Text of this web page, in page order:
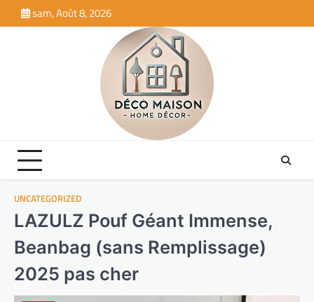
to
sam, Août 8, 2026
UNCATEGORIZED
LAZULZ Pouf Géant Immense,
Beanbag (sans Remplissage)
2025 pas cher